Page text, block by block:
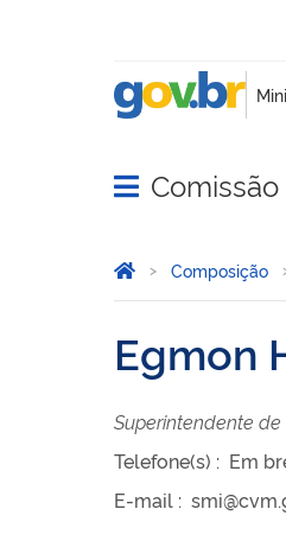
Abrir menu
Você está aqui:
Página Inicial
Composição
Egmon
Superintendente
Telefone(s) : Em
E-mail :